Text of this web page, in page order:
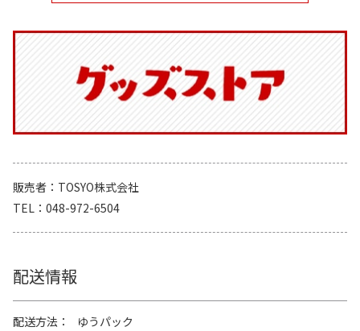
販売者
TOSYO株式会社
TEL
048-972-6504
配送情報
配送方法
ゆうパック